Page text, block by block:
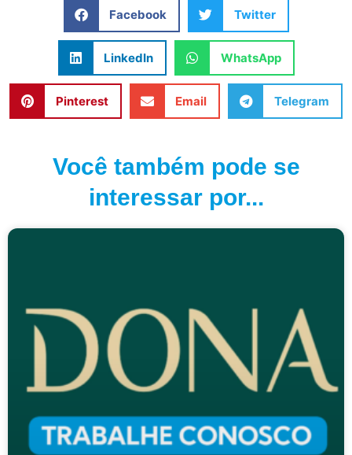
Facebook Twitter
LinkedIn WhatsApp
Pinterest Email Telegram
Você também pode se
interessar por...